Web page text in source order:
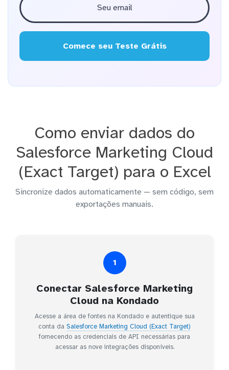
Comece seu Teste Grátis
Como enviar dados do
Salesforce Marketing Cloud
(Exact Target) para o Excel
Sincronize dados automaticamente — sem código, sem
exportações manuais.
1
Conectar Salesforce Marketing
Cloud na Kondado
Acesse a área de fontes na Kondado e autentique sua
conta da Salesforce Marketing Cloud (Exact Target)
fornecendo as credenciais de API necessárias para
acessar as nove integrações disponíveis.